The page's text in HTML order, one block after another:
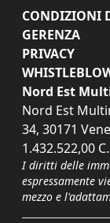
CONDIZIONI
GERENZA
PRIVACY
Nord Est
Nord Est
34, 30171
1.432.522,00
I diritti delle
espressamente
mezzo e